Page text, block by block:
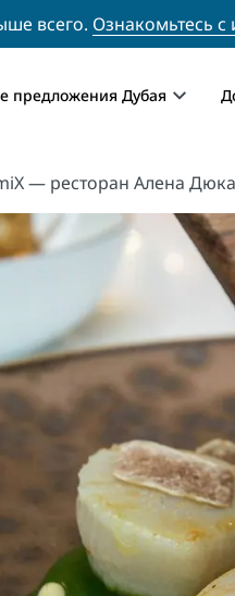
всего. Ознакомьтесь
предложения Дубая
— ресторан Алена